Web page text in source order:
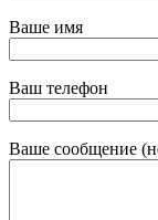
Ваше имя
Ваш телефон
Ваше сообщение